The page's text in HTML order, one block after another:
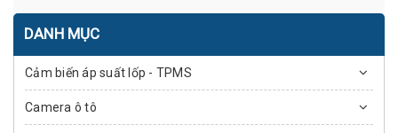
DANH MỤC
Cảm biến áp suất lốp - TPMS
Camera ô tô